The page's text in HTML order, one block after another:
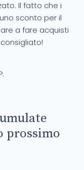
Il fatto che i
sconto per il
a fare acquisti
prossimo